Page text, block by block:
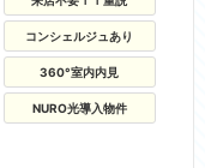
コンシェルジュあり
360°室内内見
NURO光導入物件